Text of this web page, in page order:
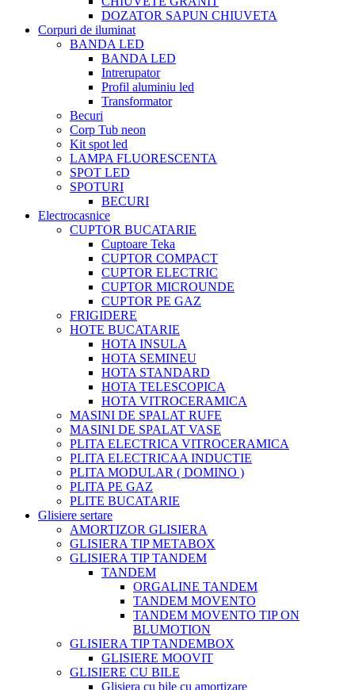
DOZATOR SAPUN CHIUVETA
Corpuri de iluminat
BANDA LED
BANDA LED
Intrerupator
Profil aluminiu led
Transformator
Becuri
Corp Tub neon
Kit spot led
LAMPA FLUORESCENTA
SPOT LED
SPOTURI
BECURI
Electrocasnice
CUPTOR BUCATARIE
Cuptoare Teka
CUPTOR COMPACT
CUPTOR ELECTRIC
CUPTOR MICROUNDE
CUPTOR PE GAZ
FRIGIDERE
HOTE BUCATARIE
HOTA INSULA
HOTA SEMINEU
HOTA STANDARD
HOTA TELESCOPICA
HOTA VITROCERAMICA
MASINI DE SPALAT RUFE
MASINI DE SPALAT VASE
PLITA ELECTRICA VITROCERAMICA
PLITA ELECTRICAA INDUCTIE
PLITA MODULAR ( DOMINO )
PLITA PE GAZ
PLITE BUCATARIE
Glisiere sertare
AMORTIZOR GLISIERA
GLISIERA TIP METABOX
GLISIERA TIP TANDEM
TANDEM
ORGALINE TANDEM
TANDEM MOVENTO
TANDEM MOVENTO TIP ON
BLUMOTION
GLISIERA TIP TANDEMBOX
GLISIERE MOOVIT
GLISIERE CU BILE
Glisiera cu bile cu amortizare